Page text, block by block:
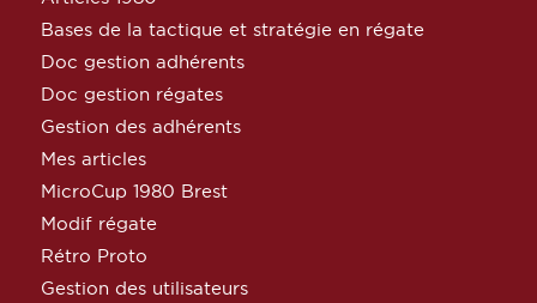
Bases de la tactique et stratégie en régate
Doc gestion adhérents
Doc gestion régates
Gestion des adhérents
Mes articles
MicroCup 1980 Brest
Modif régate
Rétro Proto
Gestion des utilisateurs